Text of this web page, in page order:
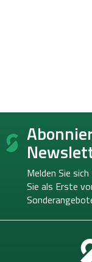
F
ß
Melden Sie
Sie als Erste